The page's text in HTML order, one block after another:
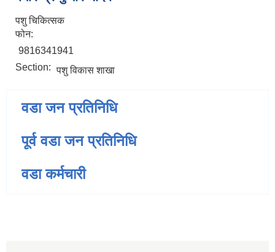
पशु चिकित्सक
फोन:
9816341941
Section: पशु विकास शाखा
वडा जन प्रतिनिधि
पूर्व वडा जन प्रतिनिधि
वडा कर्मचारी